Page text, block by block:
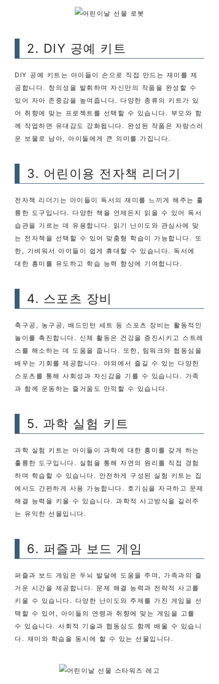
2. DIY 공예 키트
DIY 공예 키트는 아이들이 손으로 직접 만드는 재미를 제
공합니다. 창의성을 발휘하며 자신만의 작품을 완성할 수
있어 자아 존중감을 높여줍니다. 다양한 종류의 키트가 있
어 취향에 맞는 프로젝트를 선택할 수 있습니다. 부모와 함
께 작업하면 유대감도 강화됩니다. 완성된 작품은 자랑스러
운 보물로 남아, 아이들에게 큰 의미를 가집니다.
3. 어린이용 전자책 리더기
전자책 리더기는 아이들이 독서의 재미를 느끼게 해주는 훌
륭한 도구입니다. 다양한 책을 언제든지 읽을 수 있어 독서
습관을 기르는 데 유용합니다. 읽기 난이도와 관심사에 맞
는 전자책을 선택할 수 있어 맞춤형 학습이 가능합니다. 또
한, 가벼워서 아이들이 쉽게 휴대할 수 있습니다. 독서에
대한 흥미를 유도하고 학습 능력 향상에 기여합니다.
4. 스포츠 장비
축구공, 농구공, 배드민턴 세트 등 스포츠 장비는 활동적인
놀이를 촉진합니다. 신체 활동은 건강을 증진시키고 스트레
스를 해소하는 데 도움을 줍니다. 또한, 팀워크와 협동심을
배우는 기회를 제공합니다. 야외에서 즐길 수 있는 다양한
스포츠를 통해 사회성과 자신감을 기를 수 있습니다. 가족
과 함께 운동하는 즐거움도 만끽할 수 있습니다.
5. 과학 실험 키트
과학 실험 키트는 아이들이 과학에 대한 흥미를 갖게 하는
훌륭한 도구입니다. 실험을 통해 자연의 원리를 직접 경험
하며 학습할 수 있습니다. 안전하게 구성된 실험 키트는 집
에서도 간편하게 사용 가능합니다. 호기심을 자극하고 문제
해결 능력을 키울 수 있습니다. 과학적 사고방식을 길러주
는 유익한 선물입니다.
6. 퍼즐과 보드 게임
퍼즐과 보드 게임은 두뇌 발달에 도움을 주며, 가족과의 즐
거운 시간을 제공합니다. 문제 해결 능력과 전략적 사고를
키울 수 있습니다. 다양한 난이도와 주제를 가진 게임을 선
택할 수 있어, 아이들의 연령과 취향에 맞는 게임을 고를
수 있습니다. 사회적 기술과 협동심도 함께 배울 수 있습니
다. 재미와 학습을 동시에 할 수 있는 선물입니다.